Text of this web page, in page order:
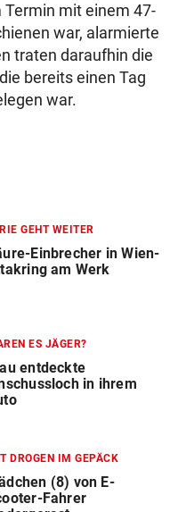
Termin mit einem 47-
war, alarmierte
traten daraufhin die
bereits einen Tag
war.
GEHT WEITER
Einbrecher in Wien-
am Werk
ES JÄGER?
entdeckte
in ihrem
DROGEN IM GEPÄCK
(8) von E-
Fahrer